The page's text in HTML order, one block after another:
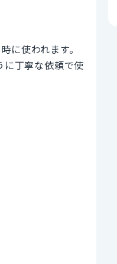
使われます。
丁寧な依頼で使